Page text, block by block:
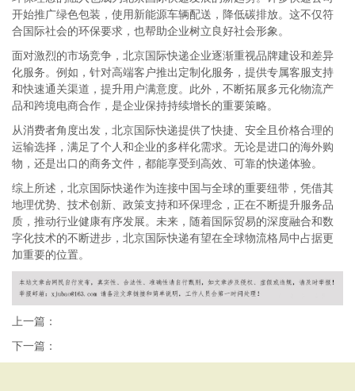
开始推广绿色包装，使用新能源车辆配送，降低碳排放。这不仅符
合国际社会的环保要求，也帮助企业树立良好社会形象。
面对激烈的市场竞争，北京国际快递企业逐渐重视品牌建设和差异
化服务。例如，针对高端客户推出定制化服务，提供专属客服支持
和快速通关渠道，提升用户满意度。此外，不断拓展多元化物流产
品和跨境电商合作，是企业保持持续增长的重要策略。
从消费者角度出发，北京国际快递提供了快捷、安全且价格合理的
运输选择，满足了个人和企业的多样化需求。无论是进口的海外购
物，还是出口的商务文件，都能享受到高效、可靠的快递体验。
综上所述，北京国际快递作为连接中国与全球的重要纽带，凭借其
地理优势、技术创新、政策支持和环保理念，正在不断提升服务品
质，推动行业健康有序发展。未来，随着国际贸易的深度融合和数
字化技术的不断进步，北京国际快递有望在全球物流格局中占据更
加重要的位置。
上一篇：
下一篇：